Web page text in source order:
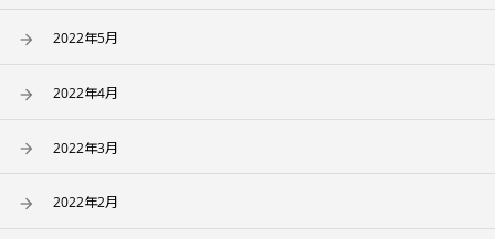
2022年5月
2022年4月
2022年3月
2022年2月